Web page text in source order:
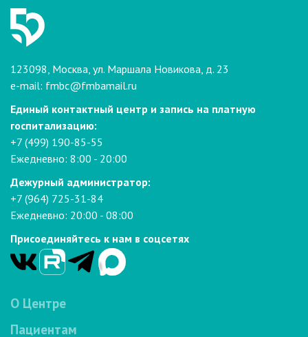
123098, Москва, ул. Маршала Новикова, д. 23
e-mail: fmbc@fmbamail.ru
Единый контактный центр и запись на платную
госпитализацию:
+7 (499) 190-85-55
Ежедневно: 8:00 - 20:00
Дежурный администратор:
+7 (964) 725-31-84
Ежедневно: 20:00 - 08:00
Присоединяйтесь к нам в соцсетях
О Центре
Пациентам